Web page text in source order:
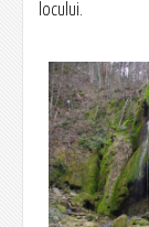
locului.